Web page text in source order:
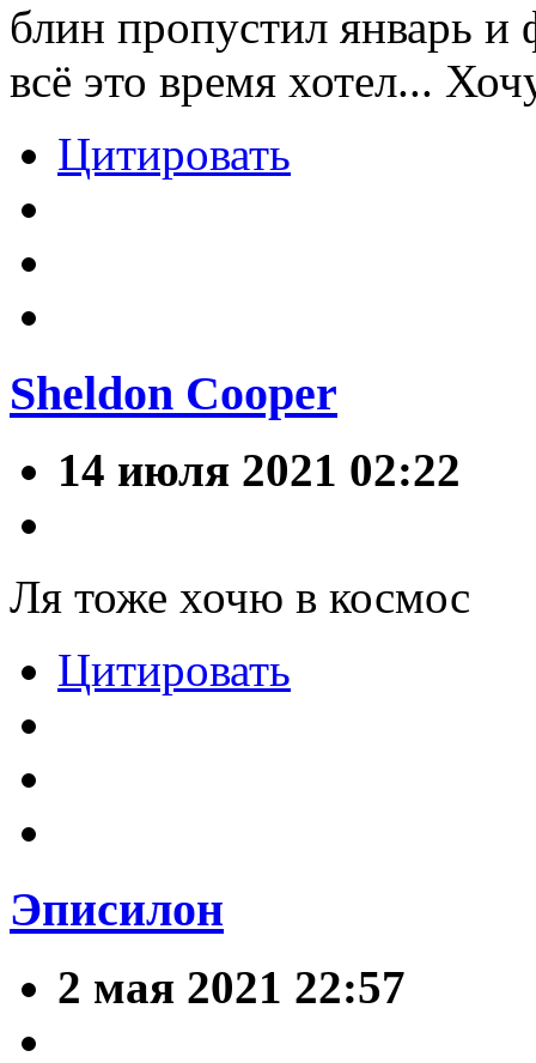
блин пропустил январь и
всё это время хотел...
Цитировать
Sheldon Cooper
14 июля 2021 02:22
Ля тоже хочю в космос
Цитировать
Эписилон
2 мая 2021 22:57